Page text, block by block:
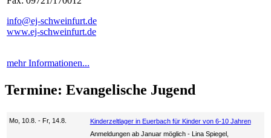
info@ej-schweinfurt.de
www.ej-schweinfurt.de
mehr Informationen...
Termine: Evangelische Jugend
Mo, 10.8. - Fr, 14.8.
Kinderzeltlager in Euerbach für Kinder von 6-10 Jahren
Anmeldungen ab Januar möglich
Lina Spiegel,